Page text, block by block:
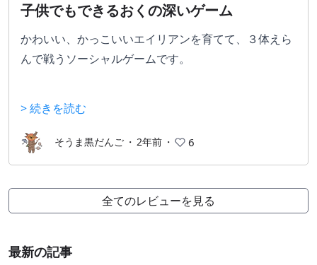
対人戦に重きを置いているゲームとなりますが、勝つ
ためには相性を考えて編成を組む必要があり、戦略性
の高い奥の深いゲームとなっております。
キャラデザインも秀逸なので、バトルを楽しむも良
し、キャラを愛でるも良し、チームメンバーとの交流
を楽しむも良しと、自分なりの楽しみ方でプレイでき
子供でもできるおくの深いゲーム
かわいい、かっこいいエイリアンを育てて、３体えら
んで戦うソーシャルゲームです。
種類がいて、同じ★でも個性や強さが違います。なの
で相手エイリアンやボスの個性とか技をよそうできな
いとすぐに負けてしまいます！でも考えて勝つと楽し
むずかしくないので子供でもできるけど、時雨ミトさ
それを見ると何が強いか、何を育てればいいかわかる
> 続きを読む
そうま黒だんご ・ 2年前 ・ 6
全てのレビューを見る
最新の記事